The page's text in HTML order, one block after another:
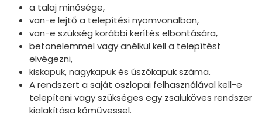
a talaj minősége,
van-e lejtő a telepítési nyomvonalban,
van-e szükség korábbi kerítés elbontására,
betonelemmel vagy anélkül kell a telepítést
elvégezni,
kiskapuk, nagykapuk és úszókapuk száma.
A rendszert a saját oszlopai felhasználával kell-e
telepíteni vagy szükséges egy zsaluköves rendszer
kialakítása kőművessel.